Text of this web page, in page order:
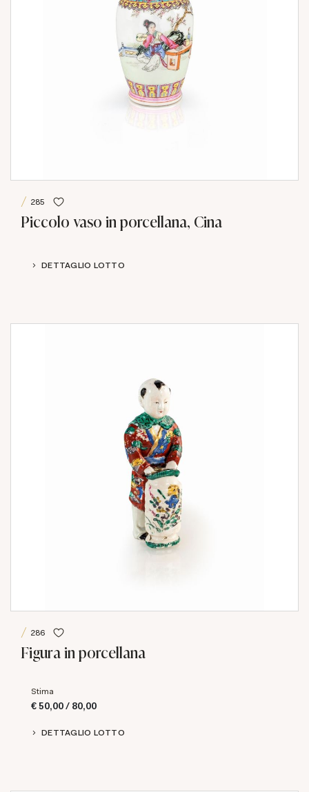
285
Piccolo vaso in porcellana, Cina
DETTAGLIO LOTTO
286
Figura in porcellana
Stima
€ 50,00 / 80,00
DETTAGLIO LOTTO